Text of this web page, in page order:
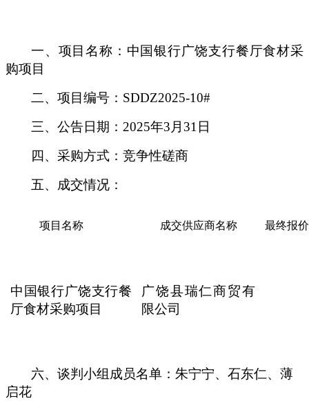
一、项目名称：中国银行广饶支行餐厅食材采
购项目
二、项目编号： SDDZ2025-10#
三、公告日期： 2025年3月31日
四、采购方式：竞争性磋商
五、成交情况：
项目名称 成交供应商名称 最终报价
中国银行广饶支行餐
厅食材采购项目
广饶县瑞仁商贸有
限公司
六、谈判小组成员名单：朱宁宁、石东仁、薄
启花